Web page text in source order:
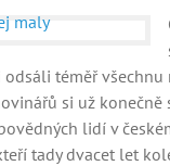
téměř všechnu
si už konečně
lidí v
tady dvacet let